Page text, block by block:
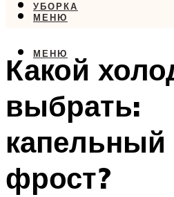
УБОРКА
МЕНЮ
МЕНЮ
Какой
выбрать:
фрост?